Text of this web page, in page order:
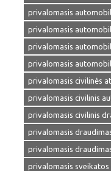
privalomasis
privalomasis
privalomasis
privalomasis
privalomasis civilinės
privalomasis civilinis
privalomasis civilinis
privalomasis
privalomasis
privalomasis sveikatos